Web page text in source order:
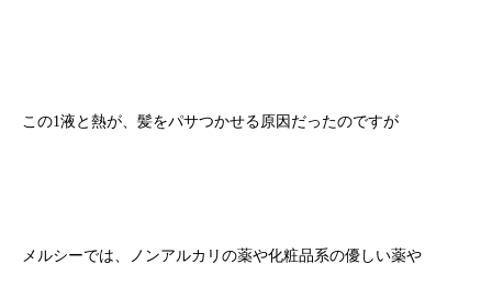
この1液と熱が、髪をパサつかせる原因だったのですが
メルシーでは、ノンアルカリの薬や化粧品系の優しい薬や